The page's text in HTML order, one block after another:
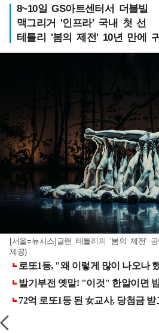
8~10일 GS아트센터서 더블빌
맥그리거 '인프라' 국내 첫 선
테틀리 '봄의 제전' 10년 만에
[서울=뉴시스]글랜 테틀리의 '봄의 제전' 공
제공)